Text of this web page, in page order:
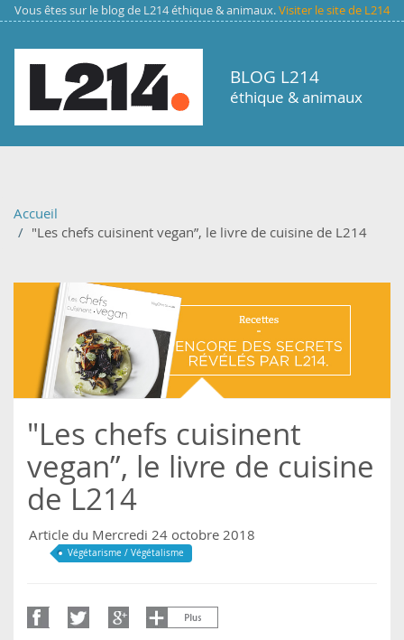
Aller au contenu principal
Vous êtes sur le blog de L214 éthique & animaux.Visiter le site de L214
BLOG L214
éthique & animaux
Accueil
"Les chefs cuisinent vegan”, le livre de cuisine de L214
"Les chefs cuisinent
vegan”, le livre de cuisine
de L214
Article du Mercredi 24 octobre 2018
Végétarisme / Végétalisme